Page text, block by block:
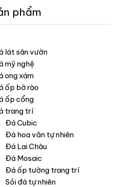
phẩm
lát sân vườn
mỹ nghệ
ong xám
ốp bờ rào
ốp cổng
trang trí
Đá Cubic
Đá hoa văn tự nhiên
Đá Lai Châu
Đá Mosaic
Đá ốp tường trang trí
Sỏi đá tự nhiên